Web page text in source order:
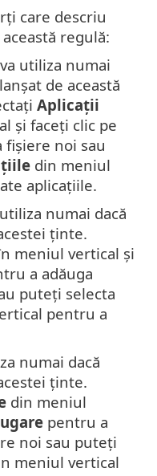
care descriu
regulă:
utiliza numai
de această
Aplicații
și faceți clic pe
fișiere noi sau
din meniul
aplicațiile.
numai dacă
ținte.
meniul vertical și
a adăuga
puteți selecta
pentru a
numai dacă
ținte.
din meniul
pentru a
noi sau puteți
meniul vertical